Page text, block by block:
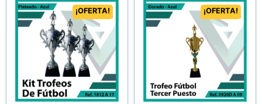
¡OFERTA! ¡OFERTA!